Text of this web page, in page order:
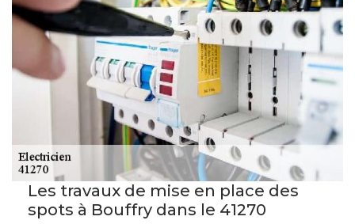
Les travaux de mise en place des
spots à Bouffry dans le 41270